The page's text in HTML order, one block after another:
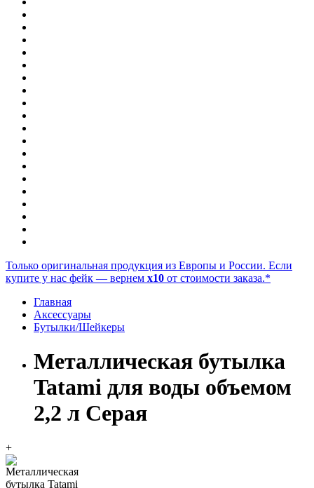
Только оригинальная продукция из Европы и России. Если
купите у нас фейк — вернем x10 от стоимости заказа.*
Главная
Аксессуары
Бутылки/Шейкеры
Металлическая бутылка
Tatami для воды объемом
2,2 л Серая
+